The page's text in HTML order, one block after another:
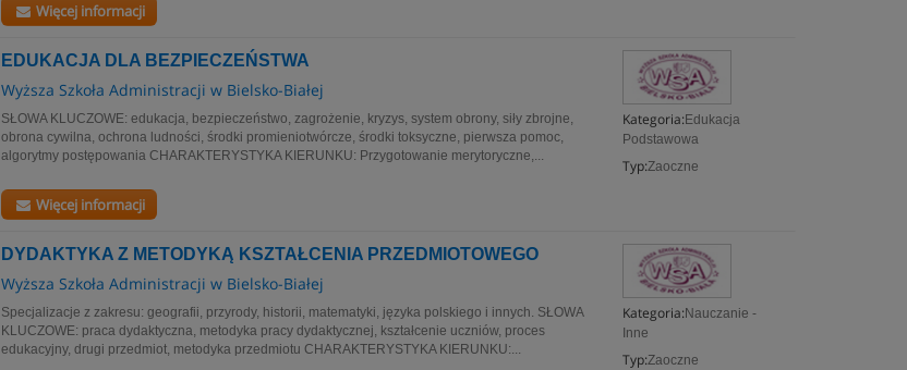
Więcej informacji
EDUKACJA DLA BEZPIECZEŃSTWA
Wyższa Szkoła Administracji w Bielsko-Białej
Kategoria: Edukacja
Podstawowa
Typ:Zaoczne
SŁOWA KLUCZOWE: edukacja, bezpieczeństwo, zagrożenie, kryzys, system obrony, siły zbrojne,
obrona cywilna, ochrona ludności, środki promieniotwórcze, środki toksyczne, pierwsza pomoc,
algorytmy postępowania CHARAKTERYSTYKA KIERUNKU: Przygotowanie merytoryczne,...
Więcej informacji
DYDAKTYKA Z METODYKĄ KSZTAŁCENIA PRZEDMIOTOWEGO
Wyższa Szkoła Administracji w Bielsko-Białej
Kategoria: Nauczanie -
Inne
Typ:Zaoczne
Specjalizacje z zakresu: geografii, przyrody, historii, matematyki, języka polskiego i innych. SŁOWA
KLUCZOWE: praca dydaktyczna, metodyka pracy dydaktycznej, kształcenie uczniów, proces
edukacyjny, drugi przedmiot, metodyka przedmiotu CHARAKTERYSTYKA KIERUNKU:...